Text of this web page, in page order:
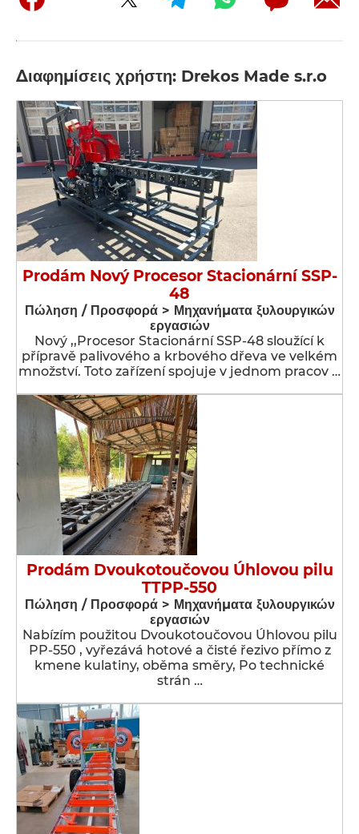
Διαφημίσεις χρήστη: Drekos Made s.r.o
Prodám Nový Procesor Stacionární SSP-
48
Πώληση / Προσφορά > Μηχανήματα ξυλουργικών
εργασιών
Nový ,,Procesor Stacionární SSP-48 sloužící k
přípravě palivového a krbového dřeva ve velkém
množství. Toto zařízení spojuje v jednom pracov …
Prodám Dvoukotoučovou Úhlovou pilu
TTPP-550
Πώληση / Προσφορά > Μηχανήματα ξυλουργικών
εργασιών
Nabízím použitou Dvoukotoučovou Úhlovou pilu
PP-550 , vyřezává hotové a čisté řezivo přímo z
kmene kulatiny, oběma směry, Po technické
strán …